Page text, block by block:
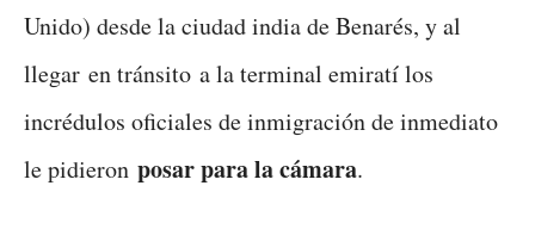
Unido) desde la ciudad india de Benarés, y al
llegar en tránsito a la terminal emiratí los
incrédulos oficiales de inmigración de inmediato
le pidieron posar para la cámara.